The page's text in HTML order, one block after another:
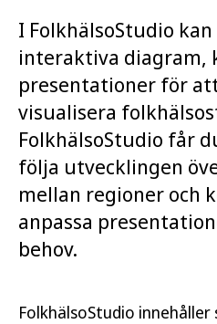
I FolkhälsoStudio
interaktiva diagram,
presentationer för
visualisera
FolkhälsoStudio får
följa utvecklingen
mellan regioner och
anpassa
behov.
FolkhälsoStudio